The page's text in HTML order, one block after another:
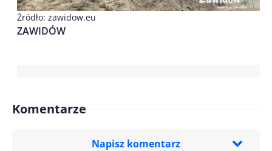
Źródło: zawidow.eu
ZAWIDÓW
Komentarze
Napisz komentarz